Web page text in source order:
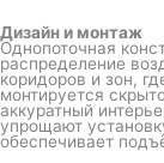
Дизайн и монтаж
Однопоточная
распределение
коридоров и зон,
монтируется
аккуратный
упрощают
обеспечивает